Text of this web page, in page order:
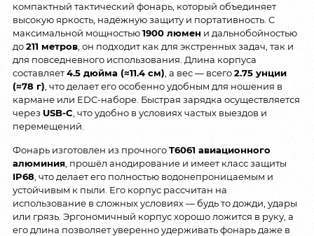
компактный тактический фонарь, который объединяет
высокую яркость, надёжную защиту и портативность. С
максимальной мощностью1900 люмен и дальнобойностью
до211 метров , он подходит как для экстренных задач, так и
для повседневного использования. Длина корпуса
составляет4.5 дюйма (≈11.4 см) , а вес — всего2.75 унции
(≈78 г) , что делает его особенно удобным для ношения в
кармане или EDC-наборе. Быстрая зарядка осуществляется
через USB-C , что удобно в условиях частых выездов и
перемещений.
Фонарь изготовлен из прочногоT6061 авиационного
алюминия , прошёл анодирование и имеет класс защиты
IP68 , что делает его полностью водонепроницаемым и
устойчивым к пыли. Его корпус рассчитан на
использование в сложных условиях — будь то дожди, удары
или грязь. Эргономичный корпус хорошо ложится в руку, а
его длина позволяет уверенно удерживать фонарь даже в